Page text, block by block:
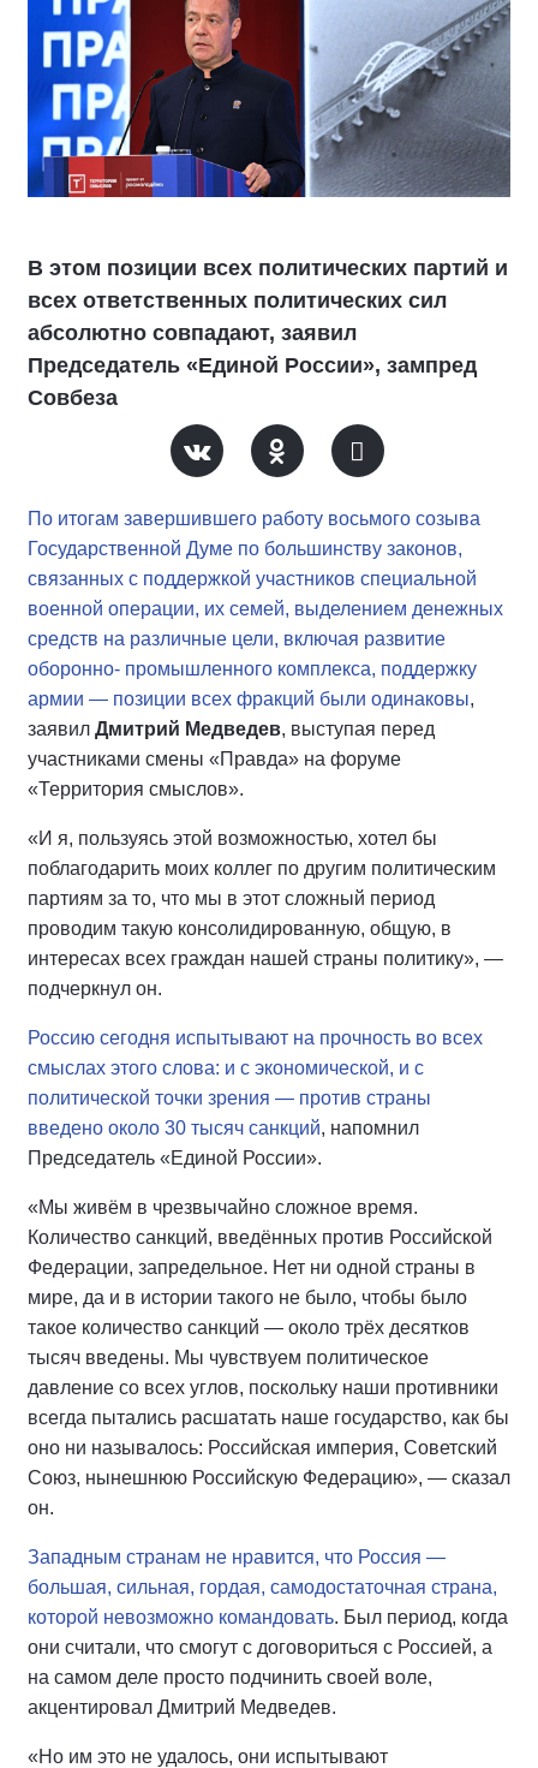
В этом позиции всех политических партий и
всех ответственных политических сил
абсолютно совпадают, заявил
Председатель «Единой России», зампред
Совбеза
По итогам завершившего работу восьмого созыва
Государственной Думе по большинству законов,
связанных с поддержкой участников специальной
военной операции, их семей, выделением денежных
средств на различные цели, включая развитие
оборонно- промышленного комплекса, поддержку
армии — позиции всех фракций были одинаковы,
заявил Дмитрий Медведев, выступая перед
участниками смены «Правда» на форуме
«Территория смыслов».
«И я, пользуясь этой возможностью, хотел бы
поблагодарить моих коллег по другим политическим
партиям за то, что мы в этот сложный период
проводим такую консолидированную, общую, в
интересах всех граждан нашей страны политику», —
подчеркнул он.
Россию сегодня испытывают на прочность во всех
смыслах этого слова: и с экономической, и с
политической точки зрения — против страны
введено около 30 тысяч санкций, напомнил
Председатель «Единой России».
«Мы живём в чрезвычайно сложное время.
Количество санкций, введённых против Российской
Федерации, запредельное. Нет ни одной страны в
мире, да и в истории такого не было, чтобы было
такое количество санкций — около трёх десятков
тысяч введены. Мы чувствуем политическое
давление со всех углов, поскольку наши противники
всегда пытались расшатать наше государство, как бы
оно ни называлось: Российская империя, Советский
Союз, нынешнюю Российскую Федерацию», — сказал
он.
Западным странам не нравится, что Россия —
большая, сильная, гордая, самодостаточная страна,
которой невозможно командовать. Был период, когда
они считали, что смогут с договориться с Россией, а
на самом деле просто подчинить своей воле,
акцентировал Дмитрий Медведев.
«Но им это не удалось, они испытывают